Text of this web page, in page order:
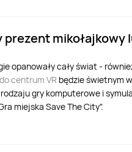
prezent
opanowały cały świat -
centrum VR będzie świetnym
gry komputerowe i
miejska Save The City".